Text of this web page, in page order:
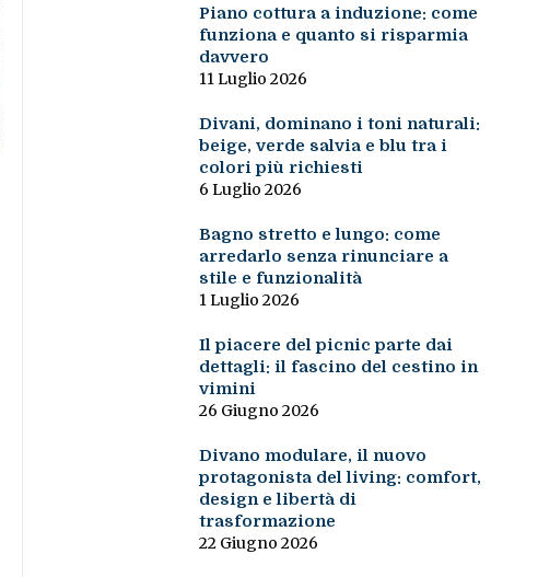
Piano cottura a induzione: come
funziona e quanto si risparmia
davvero
11 Luglio 2026
Divani, dominano i toni naturali:
beige, verde salvia e blu tra i
colori più richiesti
6 Luglio 2026
Bagno stretto e lungo: come
arredarlo senza rinunciare a
stile e funzionalità
1 Luglio 2026
Il piacere del picnic parte dai
dettagli: il fascino del cestino in
vimini
26 Giugno 2026
Divano modulare, il nuovo
protagonista del living: comfort,
design e libertà di
trasformazione
22 Giugno 2026